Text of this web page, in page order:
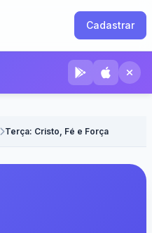
Cadastrar
Terça: Cristo, Fé e Força